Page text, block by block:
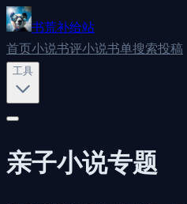
书荒补给站
首页小说书评小说书单搜索投稿
工具
亲子小说专题